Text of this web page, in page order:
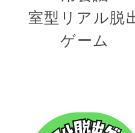
室型リアル脱
ゲーム